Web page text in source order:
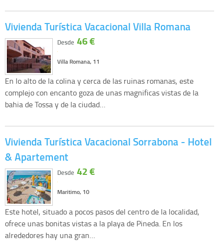
Vivienda Turística Vacacional Villa Romana
Villa Romana, 11
Desde 46 €
En lo alto de la colina y cerca de las ruinas romanas, este
complejo con encanto goza de unas magnificas vistas de la
bahia de Tossa y de la ciudad…
Vivienda Turística Vacacional Sorrabona - Hotel
& Apartement
Maritimo, 10
Desde 42 €
Este hotel, situado a pocos pasos del centro de la localidad,
ofrece unas bonitas vistas a la playa de Pineda. En los
alrededores hay una gran…